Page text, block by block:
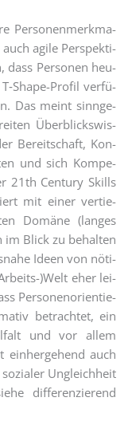
Per­so­nen­merk­ma­
agi­le Per­spek­ti­
dass Per­so­nen heu­
Pro­fil ver­fü­
Das meint sinn­ge­
Über­blicks­wis­
Bereit­schaft, Kon­
und sich Kom­pe­
21th Cen­tu­ry Skills
mit einer ver­tie­
Domä­ne (lan­ges
im Blick zu behal­ten
Ideen von nöti­
)Welt eher lei­
Per­so­nen­ori­en­tie­
betrach­tet, ein
und vor allem
auch
Ungleich­heit
dif­fe­ren­zie­rend